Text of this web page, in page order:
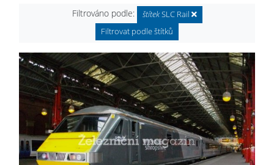
Filtrováno podle:
štítekSLC Rail
Filtrovat podle štítků